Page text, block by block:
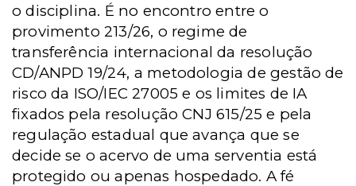
o disciplina. É no encontro entre o
provimento 213/26, o regime de
transferência internacional da resolução
CD/ANPD 19/24, a metodologia de gestão de
risco da ISO/IEC 27005 e os limites de IA
fixados pela resolução CNJ 615/25 e pela
regulação estadual que avança que se
decide se o acervo de uma serventia está
protegido ou apenas hospedado. A fé